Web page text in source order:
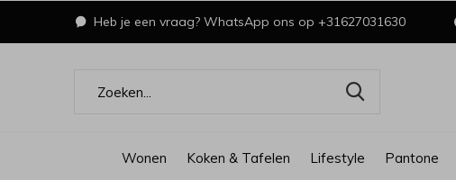
Wonen Koken & Tafelen Lifestyle Pantone
Heb je een vraag? WhatsApp ons op +31627031630